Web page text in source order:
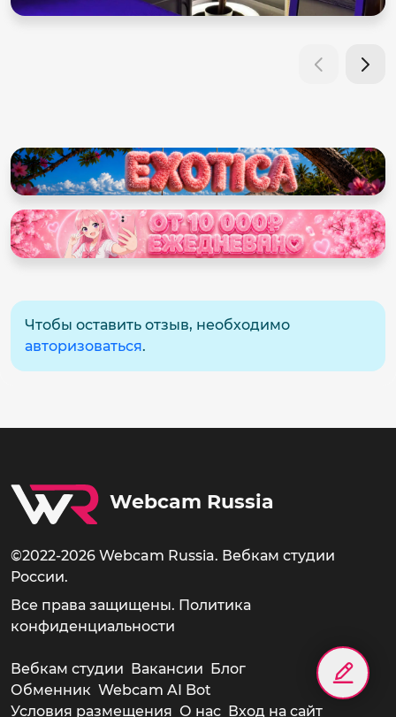
Чтобы оставить отзыв, необходимо
авторизоваться.
Webcam Russia
©2022-2026 Webcam Russia. Вебкам студии
России.
Все права защищены. Политика
конфиденциальности
Вебкам студии Вакансии Блог
Обменник Webcam AI Bot
Условия размещения О нас Вход на сайт